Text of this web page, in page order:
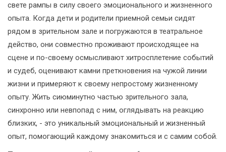
свете рампы в силу своего эмоционального и жизненного
опыта. Когда дети и родители приемной семьи сидят
рядом в зрительном зале и погружаются в театральное
действо, они совместно проживают происходящее на
сцене и по-своему осмысливают хитросплетение событий
и судеб, оценивают камни преткновения на чужой линии
жизни и примеряют к своему непростому жизненному
опыту. Жить сиюминутно частью зрительного зала,
синхронно или невпопад с ним, оглядывать на реакцию
близких, - это уникальный эмоциональный и жизненный
опыт, помогающий каждому знакомиться и с самим собой.